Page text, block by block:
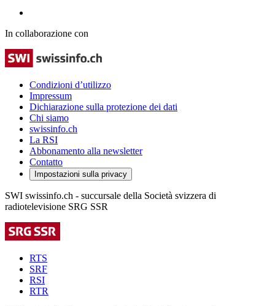
In collaborazione con
Condizioni d’utilizzo
Impressum
Dichiarazione sulla protezione dei dati
Chi siamo
swissinfo.ch
La RSI
Abbonamento alla newsletter
Contatto
Impostazioni sulla privacy
SWI swissinfo.ch - succursale della Società svizzera di
radiotelevisione SRG SSR
RTS
SRF
RSI
RTR